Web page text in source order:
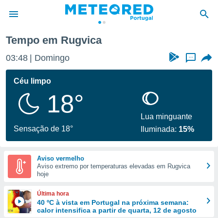
da
foi
fornecidas
a este
das
e
forma
digital
Tempo em Rugvica
03:48 Domingo ...
Céu limpo
18°
Sensação de 18°
Lua minguante
Iluminada: 15%
Aviso vermelho
Aviso extremo por temperaturas elevadas em Rugvica
hoje
Última hora
40 ºC à vista em Portugal na próxima semana:
calor intensifica a partir de quarta, 12 de agosto